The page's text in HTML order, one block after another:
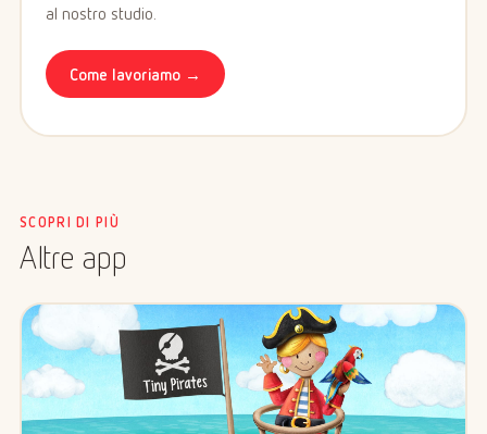
al nostro studio.
Come lavoriamo →
SCOPRI DI PIÙ
Altre app